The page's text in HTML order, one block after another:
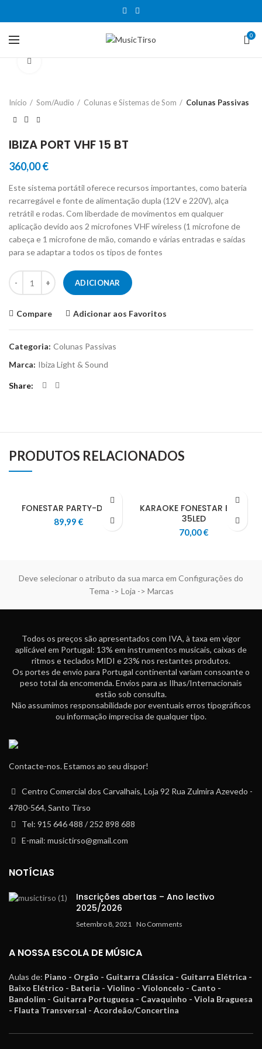
0
Início Som/Audio Colunas e Sistemas de Som Colunas Passivas
IBIZA PORT VHF 15 BT
360,00€
Este sistema portátil oferece recursos importantes, como bateria
recarregável e fonte de alimentação dupla (12V e 220V), alça
retrátil e rodas. Com liberdade de movimentos em qualquer
aplicação devido aos 2 microfones VHF wireless (1 microfone de
cabeça e 1 microfone de mão, comando e várias entradas e saídas
para se adaptar a todos os tipos de fontes
Quantidade de IBIZA PORT VHF 15 BT
ADICIONAR
Compare Adicionar aos Favoritos
Categoria: Colunas Passivas
Marca: Ibiza Light & Sound
Share
PRODUTOS RELACIONADOS
FONESTAR PARTY-DUO
89,99 €
KARAOKE FONESTAR BOX-
35LED
70,00€
Deve selecionar o atributo da sua marca em Configurações do
Tema -> Loja -> Marcas
Todos os preços são apresentados com IVA, à taxa em vigor
aplicável em Portugal: 13% em instrumentos musicais, caixas de
ritmos e teclados MIDI e 23% nos restantes produtos.
Os portes de envio para Portugal continental variam consoante o
peso total da encomenda. Envios para as Ilhas/Internacionais
estão sob consulta.
Não assumimos responsabilidade por eventuais erros tipográficos
ou informação imprecisa de qualquer tipo.
Contacte-nos. Estamos ao seu dispor!
Centro Comercial dos Carvalhais, Loja 92 Rua Zulmira Azevedo -
4780-564, Santo Tirso
Tel: 915 646 488 / 252 898 688
E-mail: musictirso@gmail.com
NOTÍCIAS
Inscrições abertas – Ano lectivo
2025/2026
Setembro 8, 2021 No Comments
A NOSSA ESCOLA DE MÚSICA
Aulas de: Piano - Orgão - Guitarra Clássica - Guitarra Elétrica -
Baixo Elétrico - Bateria - Violino - Violoncelo - Canto -
Bandolim - Guitarra Portuguesa - Cavaquinho - Viola Braguesa
- Flauta Transversal - Acordeão/Concertina